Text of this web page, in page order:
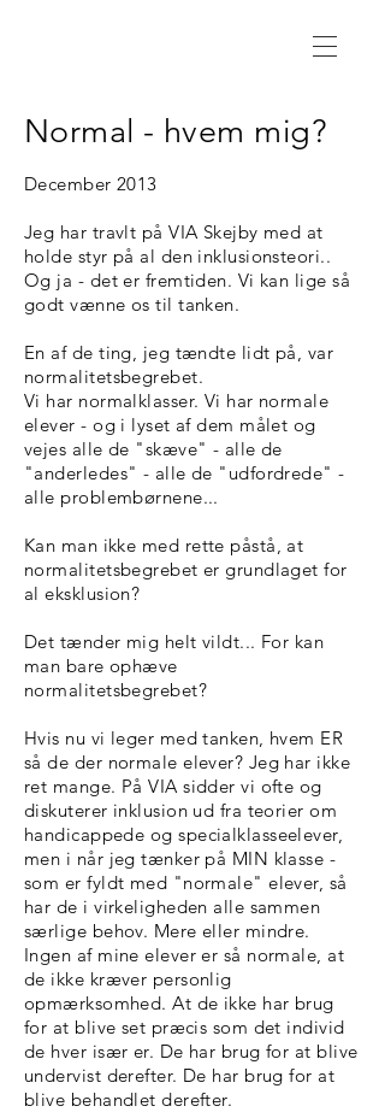
Normal - hvem mig?
December 2013
Jeg har travlt på VIA Skejby med at
holde styr på al den inklusionsteori..
Og ja - det er fremtiden. Vi kan lige så
godt vænne os til tanken.
En af de ting, jeg tændte lidt på, var
normalitetsbegrebet.
Vi har normalklasser. Vi har normale
elever - og i lyset af dem målet og
vejes alle de "skæve" - alle de
"anderledes" - alle de "udfordrede" -
alle problembørnene...
Kan man ikke med rette påstå, at
normalitetsbegrebet er grundlaget for
al eksklusion?
Det tænder mig helt vildt... For kan
man bare ophæve
normalitetsbegrebet?
Hvis nu vi leger med tanken, hvem ER
så de der normale elever? Jeg har ikke
ret mange. På VIA sidder vi ofte og
diskuterer inklusion ud fra teorier om
handicappede og specialklasseelever,
men i når jeg tænker på MIN klasse -
som er fyldt med "normale" elever, så
har de i virkeligheden alle sammen
særlige behov. Mere eller mindre.
Ingen af mine elever er så normale, at
de ikke kræver personlig
opmærksomhed. At de ikke har brug
for at blive set præcis som det individ
de hver især er. De har brug for at blive
undervist derefter. De har brug for at
blive behandlet derefter.